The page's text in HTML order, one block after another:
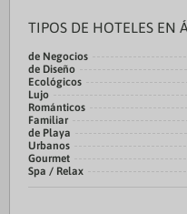
TIPOS DE HOTELES EN
de Negocios
de Diseño
Ecológicos
Lujo
Románticos
Familiar
de Playa
Urbanos
Gourmet
Spa / Relax